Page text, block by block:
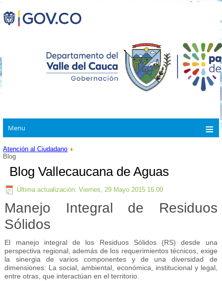
Menu
Atención al Ciudadano
Blog
Blog Vallecaucana de Aguas
Última actualización: Viernes, 29 Mayo 2015 16:00
Manejo Integral de Residuos
Sólidos
El manejo integral de los Residuos Sólidos (RS) desde una
perspectiva regional, además de los requerimientos técnicos, exige
la sinergia de varios componentes y de una diversidad de
dimensiones: La social, ambiental, económica, institucional y legal,
entre otras, que interactúan en el territorio.